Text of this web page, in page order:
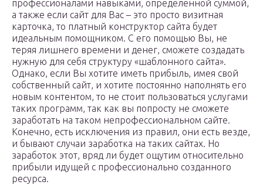
профессионалами навыками, определенной суммой,
а также если сайт для Вас – это просто визитная
карточка, то платный конструктор сайта будет
идеальным помощником. С его помощью Вы, не
теряя лишнего времени и денег, сможете создадать
нужную для себя структуру «шаблонного сайта».
Однако, если Вы хотите иметь прибыль, имея свой
собственный сайт, и хотите постоянно наполнять его
новым контентом, то не стоит пользоваться услугами
таких программ, так как вы попросту не сможете
заработать на таком непрофессиональном сайте.
Конечно, есть исключения из правил, они есть везде,
и бывают случаи заработка на таких сайтах. Но
заработок этот, вряд ли будет ощутим относительно
прибыли идущей с профессионально созданного
ресурса.